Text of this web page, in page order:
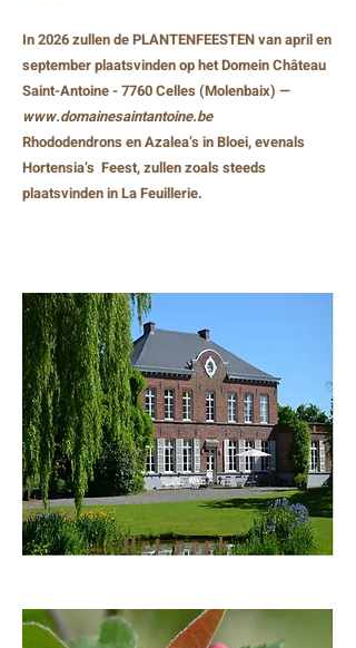
In 2026 zullen de PLANTENFEESTEN van april en
september plaatsvinden op het Domein Château
Saint-Antoine - 7760 Celles (Molenbaix) —
www.domainesaintantoine.be
Rhododendrons en Azalea’s in Bloei, evenals
Hortensia’s Feest, zullen zoals steeds
plaatsvinden in La Feuillerie.
Het park